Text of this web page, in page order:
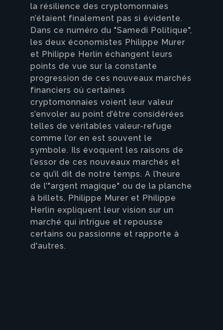
la résilience des cryptomonnaies
n’étaient finalement pas si évidente.
Dans ce numéro du "Samedi Politique",
les deux économistes Philippe Murer
et Philippe Herlin échangent leurs
points de vue sur la constante
progression de ces nouveaux marchés
financiers où certaines
cryptomonnaies voient leur valeur
s’envoler au point d’être considérées
telles de véritables valeur-refuge
comme l’or en est souvent le
symbole. Ils évoquent les raisons de
l’essor de ces nouveaux marchés et
ce qu’il dit de notre temps. A l’heure
de l’"argent magique" ou de la planche
à billets, Philippe Murer et Philippe
Herlin expliquent leur vision sur un
marché qui intrigue et repousse
certains ou passionne et rapporte à
d'autres.